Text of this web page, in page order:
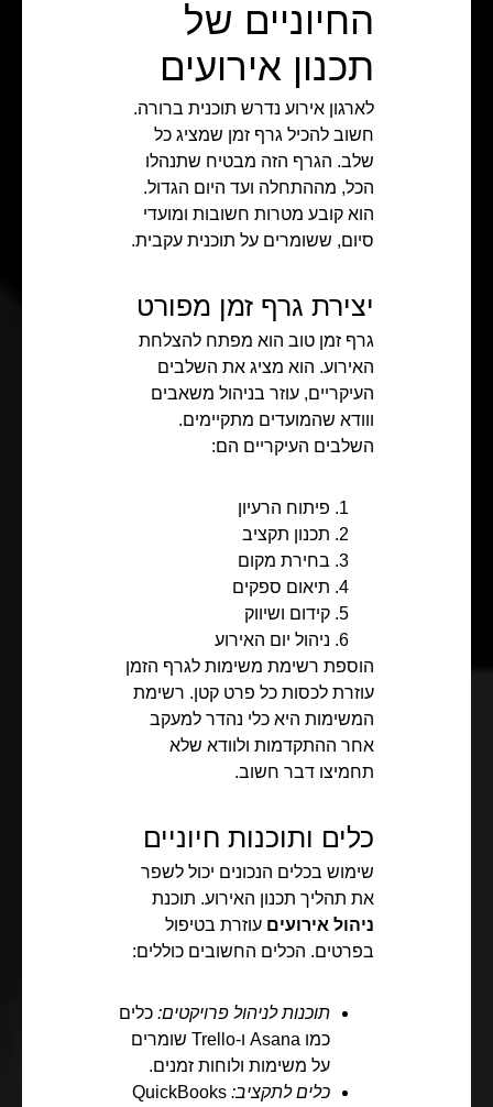
החיוניים של
תכנון אירועים
לארגון אירוע נדרש תוכנית ברורה.
חשוב להכיל גרף זמן שמציג כל
שלב. הגרף הזה מבטיח שתנהלו
הכל, מההתחלה ועד היום הגדול.
הוא קובע מטרות חשובות ומועדי
סיום, ששומרים על תוכנית עקבית.
יצירת גרף זמן מפורט
גרף זמן טוב הוא מפתח להצלחת
האירוע. הוא מציג את השלבים
העיקריים, עוזר בניהול משאבים
ווודא שהמועדים מתקיימים.
השלבים העיקריים הם:
פיתוח הרעיון
תכנון תקציב
בחירת מקום
תיאום ספקים
קידום ושיווק
ניהול יום האירוע
הוספת רשימת משימות לגרף הזמן
עוזרת לכסות כל פרט קטן. רשימת
המשימות היא כלי נהדר למעקב
אחר ההתקדמות ולוודא שלא
תחמיצו דבר חשוב.
כלים ותוכנות חיוניים
שימוש בכלים הנכונים יכול לשפר
את תהליך תכנון האירוע. תוכנת
ניהול אירועים עוזרת בטיפול
בפרטים. הכלים החשובים כוללים:
תוכנות לניהול פרויקטים: כלים
כמו Asana ו-Trello שומרים
על משימות ולוחות זמנים.
כלים לתקציב: QuickBooks